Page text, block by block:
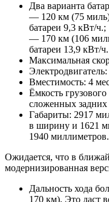
Два варианта
— 120 км (75 миль)
батареи 9,3 кВт/ч.;
— 170 км (106
батареи 13,9 кВт/ч.
Максимальная
Вместимость: 4
Ёмкость
сложенных задних
Габариты: 2917
в ширину и 1621
1940 миллиметров.
Ожидается, что в
модернизированная
Дальность хода
170 км). Это даст